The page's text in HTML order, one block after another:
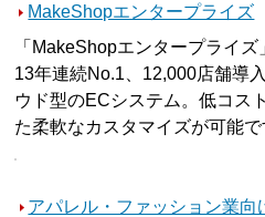
MakeShopエンタープライズ
「MakeShopエンタープライ
13年連続No.1、12,000店舗導
ウド型のECシステム。低コス
た柔軟なカスタマイズが可能で
アパレル・ファッション業向